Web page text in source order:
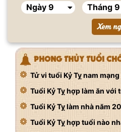
PHONG THỦY TUỔI
Tử vi tuổi Kỷ Tỵ nam
Tuổi Kỷ Tỵ hợp làm ăn với
Tuổi Kỷ Tỵ làm nhà năm
Tuổi Kỷ Tỵ hợp tuổi nào